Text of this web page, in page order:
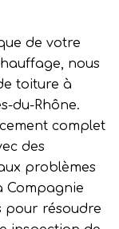
de votre
nous
toiture à
du-Rhône.
complet
des
problèmes
Compagnie
pour résoudre